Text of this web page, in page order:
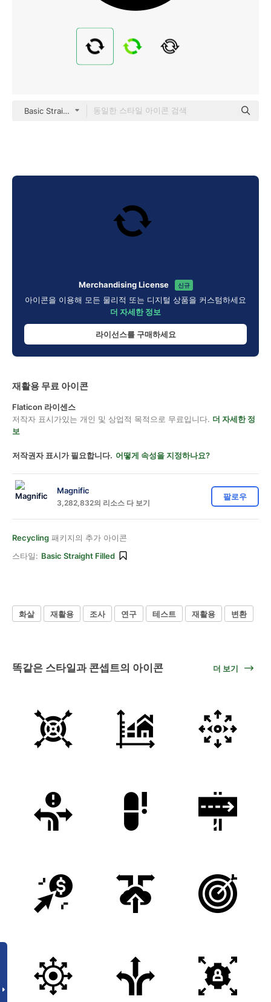
Basic Straight Filled
Merchandising License 신규
아이콘을 이용해 모든 물리적 또는 디지털 상품을 커스텀하세요
더 자세한 정보
라이선스를 구매하세요
재활용 무료 아이콘
Flaticon 라이센스
저작자 표시가있는 개인 및 상업적 목적으로 무료입니다. 더 자세한 정
보
저작권자 표시가 필요합니다. 어떻게 속성을 지정하나요?
Magnific
3,282,832의 리소스 다 보기
팔로우
Recycling 패키지의 추가 아이콘
스타일: Basic Straight Filled
화살 재활용 조사 연구 테스트 재활용 변환
똑같은 스타일과 콘셉트의 아이콘 더 보기